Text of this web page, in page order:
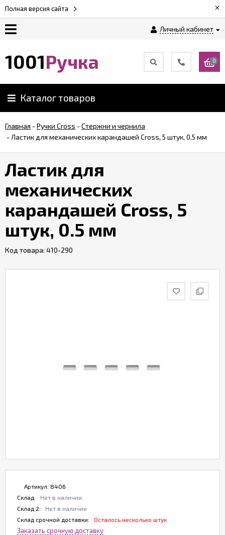
Полная версия сайта ×
Личный кабинет
Возврат
Обзоры
ручек
Контакты
1001Ручка 0
Каталог товаров
Главная -Ручки Cross -Стержни и чернила
-Ластик для механических карандашей Cross, 5 штук, 0.5 мм
Ластик для
механических
карандашей Cross, 5
штук, 0.5 мм
Код товара: 410-290
Артикул: 8406
Склад:
Нет в наличии
Склад 2:
Нет в наличии
Склад срочной доставки:
Осталось несколько штук
Заказать срочную доставку